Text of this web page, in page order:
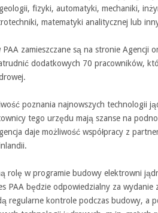
fizyki, automatyki, mechaniki,
matematyki analitycznej lub
PAA zamieszczane są na stronie
dodatkowych 70 pracowników,
poznania najnowszych technologii
tego urzędu mają szanse na
daje możliwość współpracy z
rolę w programie budowy elektrowni
PAA będzie odpowiedzialny za
regularne kontrole podczas budowy, a